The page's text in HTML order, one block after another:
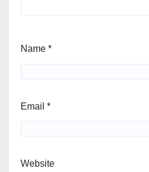
Name *
Email *
Website